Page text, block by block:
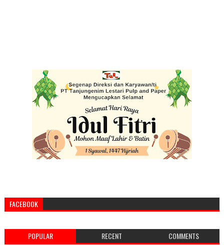
FACEBOOK
POPULAR RECENT COMMENTS